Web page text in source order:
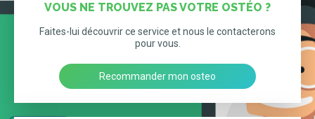
VOUS NE TROUVEZ PAS VOTRE OSTÉO ?
Faites-lui découvrir ce service et nous le contacterons
pour vous.
Recommander mon osteo